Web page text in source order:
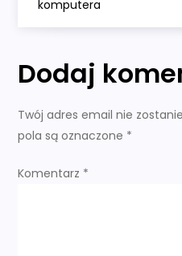
w
i
g
a
c
komputera
Dodaj
Twój adres email nie
pola są oznaczone *
Komentarz *